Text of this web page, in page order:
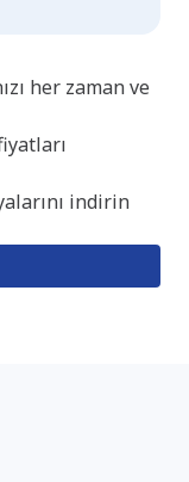
her zaman ve
indirin